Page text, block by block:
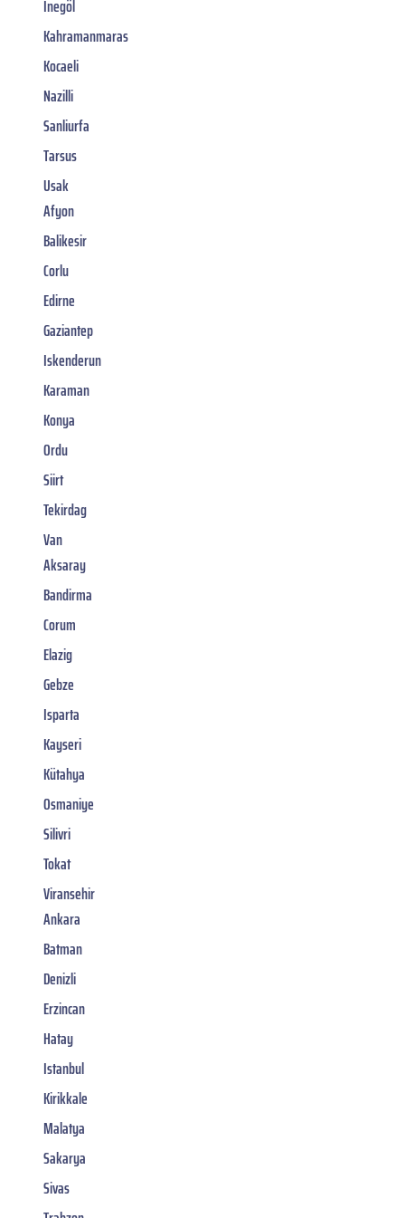
Inegöl
Kahramanmaras
Kocaeli
Nazilli
Sanliurfa
Tarsus
Usak
Afyon
Balikesir
Corlu
Edirne
Gaziantep
Iskenderun
Karaman
Konya
Ordu
Siirt
Tekirdag
Van
Aksaray
Bandirma
Corum
Elazig
Gebze
Isparta
Kayseri
Kütahya
Osmaniye
Silivri
Tokat
Viransehir
Ankara
Batman
Denizli
Erzincan
Hatay
Istanbul
Kirikkale
Malatya
Sakarya
Sivas